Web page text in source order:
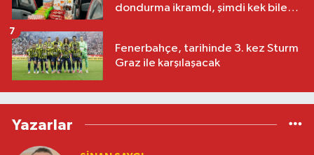
dondurma ikramdı, şimdi kek bile
Fenerbahçe, tarihinde 3. kez Sturm
Graz ile karşılaşacak
7
Yazarlar